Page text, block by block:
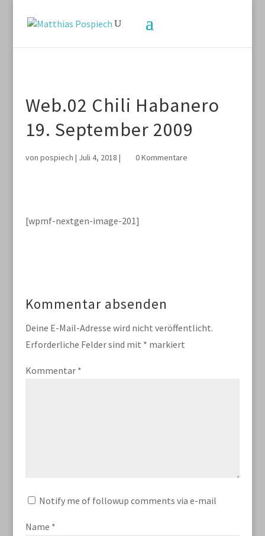
Web.02 Chili Habanero
19. September 2009
von pospiech | Juli 4, 2018 | 0 Kommentare
[wpmf-nextgen-image-201]
Kommentar absenden
Deine E-Mail-Adresse wird nicht veröffentlicht.
Erforderliche Felder sind mit * markiert
Kommentar *
Notify me of followup comments via e-mail
Name *